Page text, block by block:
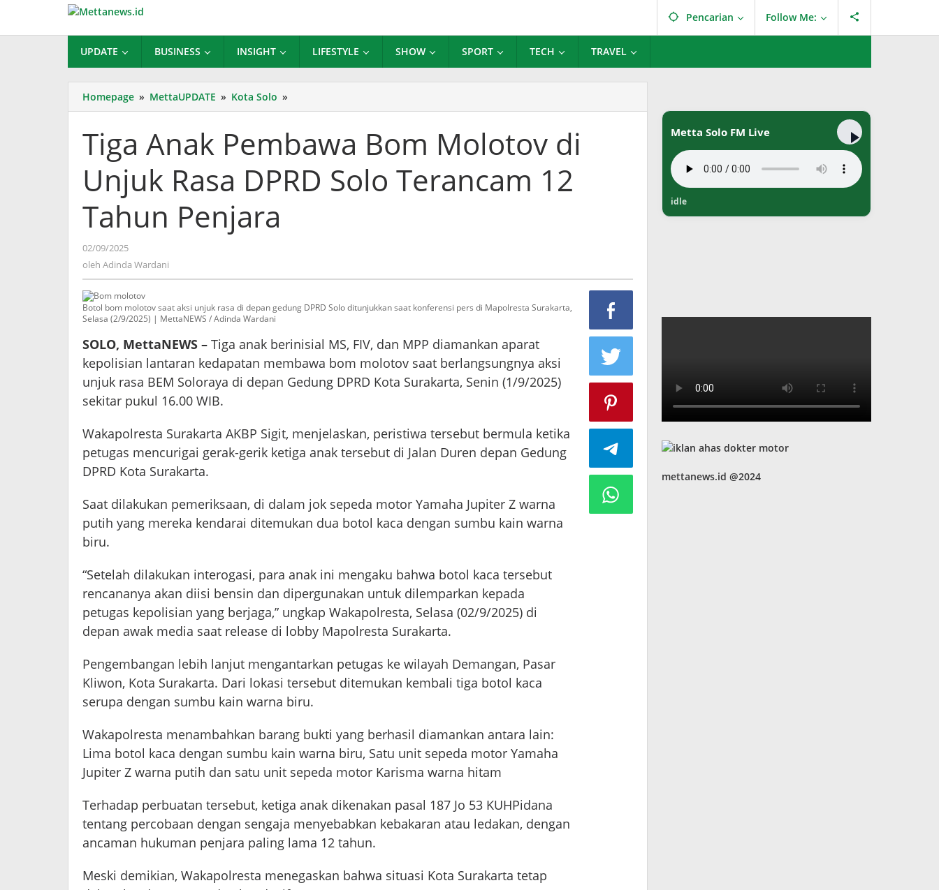
konten
Pencarian Follow Me:
UPDATE BUSINESS INSIGHT LIFESTYLE SHOW SPORT TECH TRAVEL
Homepage » MettaUPDATE » Kota Solo »
Anak
Bom
Molotov
di
Unjuk
Tiga Anak Pembawa Bom Molotov di
Unjuk Rasa DPRD Solo Terancam 12
Tahun Penjara
02/09/2025
Adinda
oleh Adinda Wardani
Botol bom molotov saat aksi unjuk rasa di depan gedung DPRD Solo ditunjukkan saat konferensi pers di Mapolresta Surakarta,
Selasa (2/9/2025) | MettaNEWS / Adinda Wardani
SOLO, MettaNEWS – Tiga anak berinisial MS, FIV, dan MPP diamankan aparat
kepolisian lantaran kedapatan membawa bom molotov saat berlangsungnya aksi
unjuk rasa BEM Soloraya di depan Gedung DPRD Kota Surakarta, Senin (1/9/2025)
sekitar pukul 16.00 WIB.
Wakapolresta Surakarta AKBP Sigit, menjelaskan, peristiwa tersebut bermula ketika
petugas mencurigai gerak-gerik ketiga anak tersebut di Jalan Duren depan Gedung
DPRD Kota Surakarta.
Saat dilakukan pemeriksaan, di dalam jok sepeda motor Yamaha Jupiter Z warna
putih yang mereka kendarai ditemukan dua botol kaca dengan sumbu kain warna
biru.
“Setelah dilakukan interogasi, para anak ini mengaku bahwa botol kaca tersebut
rencananya akan diisi bensin dan dipergunakan untuk dilemparkan kepada
petugas kepolisian yang berjaga,” ungkap Wakapolresta, Selasa (02/9/2025) di
depan awak media saat release di lobby Mapolresta Surakarta.
Pengembangan lebih lanjut mengantarkan petugas ke wilayah Demangan, Pasar
Kliwon, Kota Surakarta. Dari lokasi tersebut ditemukan kembali tiga botol kaca
serupa dengan sumbu kain warna biru.
Wakapolresta menambahkan barang bukti yang berhasil diamankan antara lain:
Lima botol kaca dengan sumbu kain warna biru, Satu unit sepeda motor Yamaha
Jupiter Z warna putih dan satu unit sepeda motor Karisma warna hitam
Terhadap perbuatan tersebut, ketiga anak dikenakan pasal 187 Jo 53 KUHPidana
tentang percobaan dengan sengaja menyebabkan kebakaran atau ledakan, dengan
ancaman hukuman penjara paling lama 12 tahun.
Meski demikian, Wakapolresta menegaskan bahwa situasi Kota Surakarta tetap
Metta Solo FM Live
idle
mettanews.id @2024